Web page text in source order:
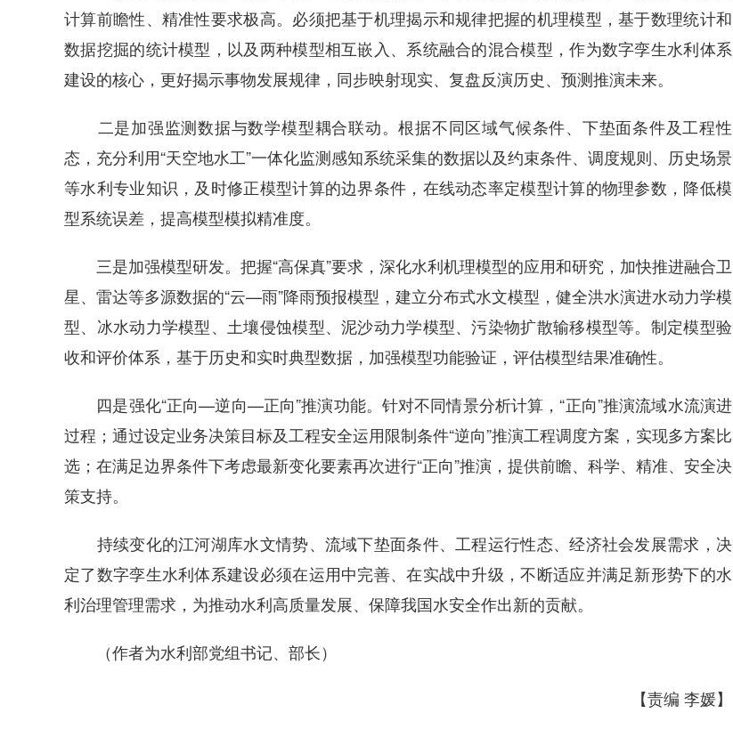
计算前瞻性、精准性要求极高。必须把基于机理揭示和规律把握的机理模型，基于数理统计和
数据挖掘的统计模型，以及两种模型相互嵌入、系统融合的混合模型，作为数字孪生水利体系
建设的核心，更好揭示事物发展规律，同步映射现实、复盘反演历史、预测推演未来。
二是加强监测数据与数学模型耦合联动。根据不同区域气候条件、下垫面条件及工程性
态，充分利用“天空地水工”一体化监测感知系统采集的数据以及约束条件、调度规则、历史场景
等水利专业知识，及时修正模型计算的边界条件，在线动态率定模型计算的物理参数，降低模
型系统误差，提高模型模拟精准度。
三是加强模型研发。把握“高保真”要求，深化水利机理模型的应用和研究，加快推进融合卫
星、雷达等多源数据的“云—雨”降雨预报模型，建立分布式水文模型，健全洪水演进水动力学模
型、冰水动力学模型、土壤侵蚀模型、泥沙动力学模型、污染物扩散输移模型等。制定模型验
收和评价体系，基于历史和实时典型数据，加强模型功能验证，评估模型结果准确性。
四是强化“正向—逆向—正向”推演功能。针对不同情景分析计算，“正向”推演流域水流演进
过程；通过设定业务决策目标及工程安全运用限制条件“逆向”推演工程调度方案，实现多方案比
选；在满足边界条件下考虑最新变化要素再次进行“正向”推演，提供前瞻、科学、精准、安全决
策支持。
持续变化的江河湖库水文情势、流域下垫面条件、工程运行性态、经济社会发展需求，决
定了数字孪生水利体系建设必须在运用中完善、在实战中升级，不断适应并满足新形势下的水
利治理管理需求，为推动水利高质量发展、保障我国水安全作出新的贡献。
（作者为水利部党组书记、部长）
【责编 李媛】